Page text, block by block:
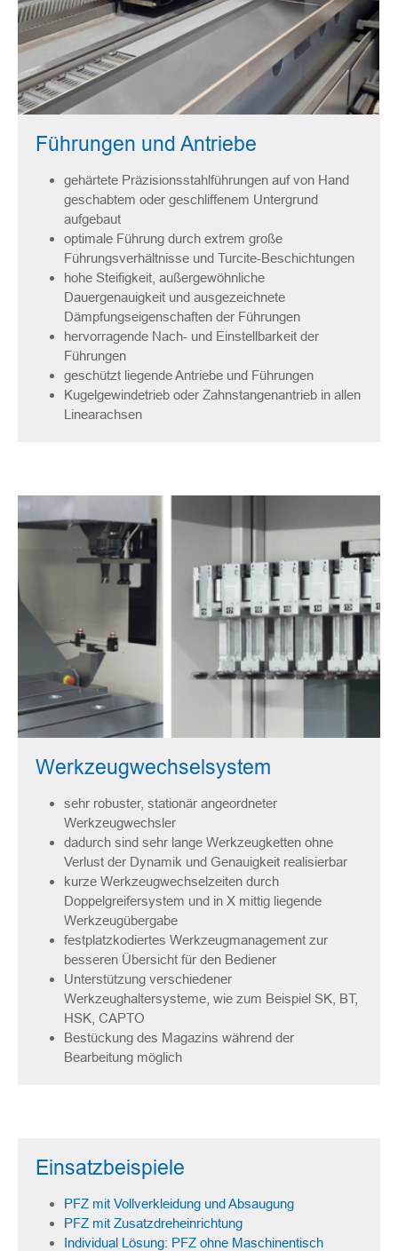
Führungen und Antriebe
gehärtete Präzisionsstahlführungen auf von Hand
geschabtem oder geschliffenem Untergrund
aufgebaut
optimale Führung durch extrem große
Führungsverhältnisse und Turcite-Beschichtungen
hohe Steifigkeit, außergewöhnliche
Dauergenauigkeit und ausgezeichnete
Dämpfungseigenschaften der Führungen
hervorragende Nach- und Einstellbarkeit der
Führungen
geschützt liegende Antriebe und Führungen
Kugelgewindetrieb oder Zahnstangenantrieb in allen
Linearachsen
Werkzeugwechselsystem
sehr robuster, stationär angeordneter
Werkzeugwechsler
dadurch sind sehr lange Werkzeugketten ohne
Verlust der Dynamik und Genauigkeit realisierbar
kurze Werkzeugwechselzeiten durch
Doppelgreifersystem und in X mittig liegende
Werkzeugübergabe
festplatzkodiertes Werkzeugmanagement zur
besseren Übersicht für den Bediener
Unterstützung verschiedener
Werkzeughaltersysteme, wie zum Beispiel SK, BT,
HSK, CAPTO
Bestückung des Magazins während der
Bearbeitung möglich
Einsatzbeispiele
PFZ mit Vollverkleidung und Absaugung
PFZ mit Zusatzdreheinrichtung
Individual Lösung: PFZ ohne Maschinentisch